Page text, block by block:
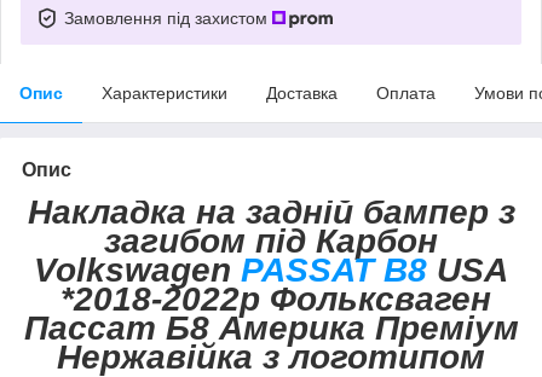
Замовлення під захистом
Опис Характеристики Доставка Оплата Умови
Опис
Накладка на задній бампер з
загибом під Карбон
Volkswagen PASSAT B8 USA
*2018-2022р Фольксваген
Пассат Б8 Америка Преміум
Нержавійка з логотипом